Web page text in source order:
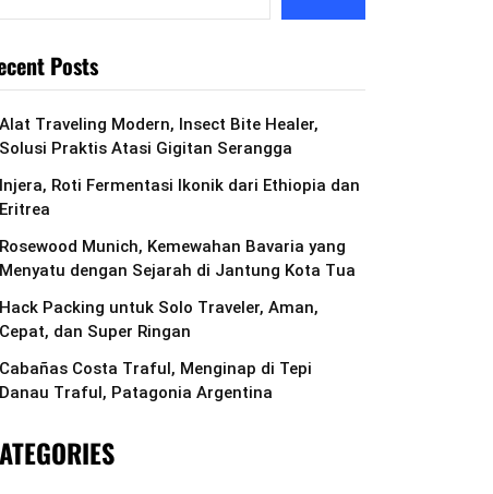
Posts
Alat Traveling Modern, Insect Bite Healer,
Solusi Praktis Atasi Gigitan Serangga
Injera, Roti Fermentasi Ikonik dari Ethiopia dan
Eritrea
Rosewood Munich, Kemewahan Bavaria yang
Menyatu dengan Sejarah di Jantung Kota Tua
Hack Packing untuk Solo Traveler, Aman,
Cepat, dan Super Ringan
Cabañas Costa Traful, Menginap di Tepi
Danau Traful, Patagonia Argentina